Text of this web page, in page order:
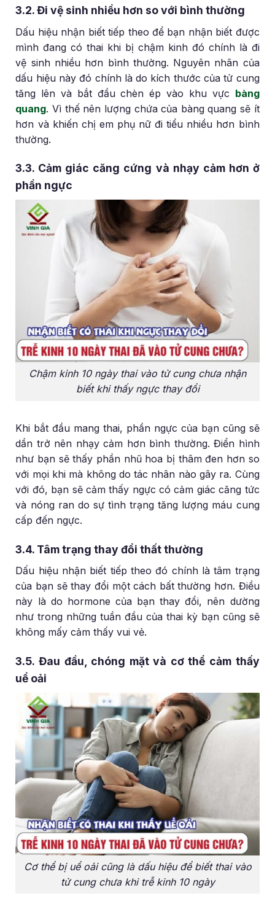
3.2. Đi vệ sinh nhiều hơn so với bình thường
Dấu hiệu nhận biết tiếp theo để bạn nhận biết được
mình đang có thai khi bị chậm kinh đó chính là đi
vệ sinh nhiều hơn bình thường. Nguyên nhân của
dấu hiệu này đó chính là do kích thước của tử cung
tăng lên và bắt đầu chèn ép vào khu vực bàng
quang. Vì thế nên lượng chứa của bàng quang sẽ ít
hơn và khiến chị em phụ nữ đi tiểu nhiều hơn bình
thường.
3.3. Cảm giác căng cứng và nhạy cảm hơn ở
phần ngực
Chậm kinh 10 ngày thai vào tử cung chưa nhận
biết khi thấy ngực thay đổi
Khi bắt đầu mang thai, phần ngực của bạn cũng sẽ
dần trở nên nhạy cảm hơn bình thường. Điển hình
như bạn sẽ thấy phần nhũ hoa bị thâm đen hơn so
với mọi khi mà không do tác nhân nào gây ra. Cùng
với đó, bạn sẽ cảm thấy ngực có cảm giác căng tức
và nóng ran do sự tình trạng tăng lượng máu cung
cấp đến ngực.
3.4. Tâm trạng thay đổi thất thường
Dấu hiệu nhận biết tiếp theo đó chính là tâm trạng
của bạn sẽ thay đổi một cách bất thường hơn. Điều
này là do hormone của bạn thay đổi, nên dường
như trong những tuần đầu của thai kỳ bạn cũng sẽ
không mấy cảm thấy vui vẻ.
3.5. Đau đầu, chóng mặt và cơ thể cảm thấy
uể oải
Cơ thể bị uể oải cũng là dấu hiệu để biết thai vào
tử cung chưa khi trễ kinh 10 ngày